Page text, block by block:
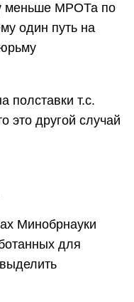
меньше МРОТа по
один путь на
полставки т.с.
это другой случай
Минобрнауки
для